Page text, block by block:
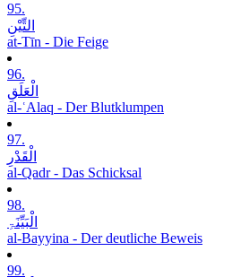
95.
التِّیْنِ
at-Tīn - Die Feige
96.
الْعَلَقِ
al-ʿAlaq - Der Blutklumpen
97.
الْقَدْرِ
al-Qadr - Das Schicksal
98.
الْبَیِّنَۃِ
al-Bayyina - Der deutliche Beweis
99.